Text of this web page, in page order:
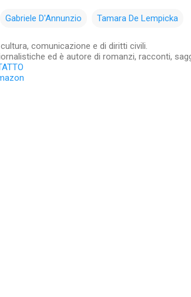
Gabriele D'Annunzio
Tamara De Lempicka
comunicazione e di diritti civili.
ed è autore di romanzi, racconti,